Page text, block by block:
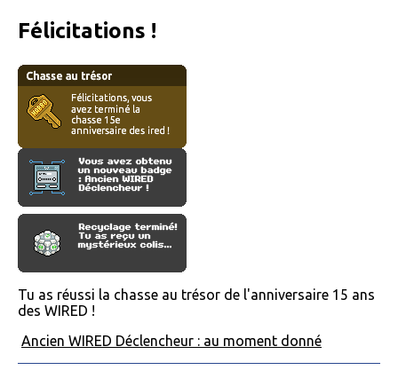
Félicitations !
Tu as réussi la chasse au trésor de l'anniversaire 15 ans
des WIRED !
Ancien WIRED Déclencheur : au moment donné